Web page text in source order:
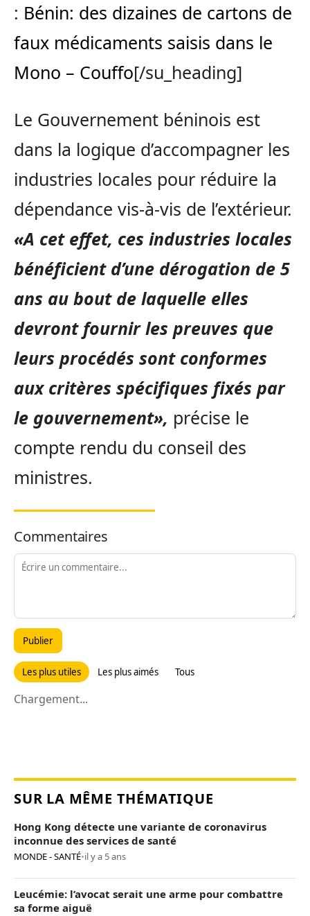
: Bénin: des dizaines de cartons de
faux médicaments saisis dans le
Mono – Couffo[/su_heading]
Le Gouvernement béninois est
dans la logique d’accompagner les
industries locales pour réduire la
dépendance vis-à-vis de l’extérieur.
«A cet effet, ces industries locales
bénéficient d’une dérogation de 5
ans au bout de laquelle elles
devront fournir les preuves que
leurs procédés sont conformes
aux critères spécifiques fixés par
le gouvernement», précise le
compte rendu du conseil des
ministres.
Commentaires
Publier
Les plus utiles Les plus aimés Tous
Chargement...
SUR LA MÊME THÉMATIQUE
Hong Kong détecte une variante de coronavirus
inconnue des services de santé
MONDE - SANTÉ•il y a 5 ans
Leucémie: l’avocat serait une arme pour combattre
sa forme aiguë